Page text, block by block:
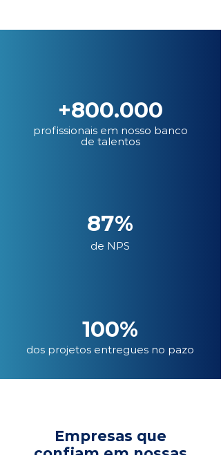
+800.000
profissionais em nosso banco
de talentos
87%
de NPS
100%
dos projetos entregues no pazo
Empresas que